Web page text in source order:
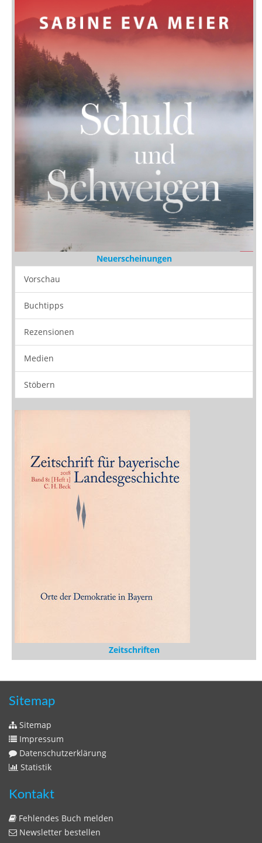
Neuerscheinungen
Vorschau
Buchtipps
Rezensionen
Medien
Stöbern
Zeitschriften
Sitemap
Sitemap
Impressum
Datenschutzerklärung
Statistik
Kontakt
Fehlendes Buch melden
Newsletter bestellen